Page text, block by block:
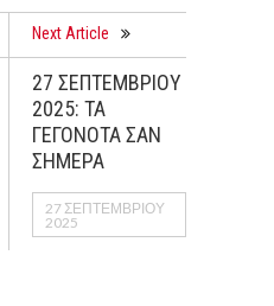
Next Article
27 ΣΕΠΤΕΜΒΡΙΟΥ
2025: ΤΑ
ΓΕΓΟΝΟΤΑ ΣΑΝ
ΣΗΜΕΡΑ
27 ΣΕΠΤΕΜΒΡΊΟΥ
2025